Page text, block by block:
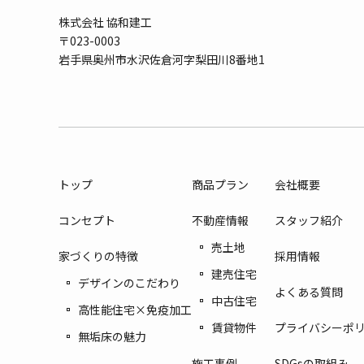
株式会社 協和建工
〒023-0003
岩手県奥州市水沢佐倉河字梨田川8番地1
トップ
コンセプト
家づくりの特徴
デザインのこだわり
高性能住宅×免疫加工
無垢床の魅力
商品プラン
不動産情報
売土地
建売住宅
中古住宅
賃貸物件
会社概要
スタッフ紹介
採用情報
よくある質問
プライバシーポ